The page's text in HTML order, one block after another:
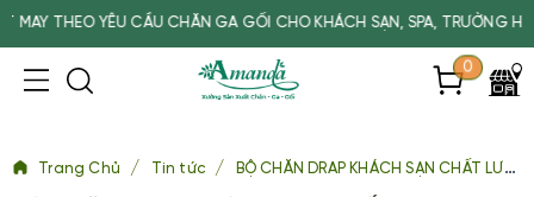
YÊU CẦU CHĂN GA GỐI CHO KHÁCH SẠN, SPA, TRƯỜNG HỌC
0
Trang Chủ / Tin tức / BỘ CHĂN DRAP KHÁCH SẠN CHẤT LƯỢNG PHỤ THUỘC VÀO YẾU TỐ NÀO?